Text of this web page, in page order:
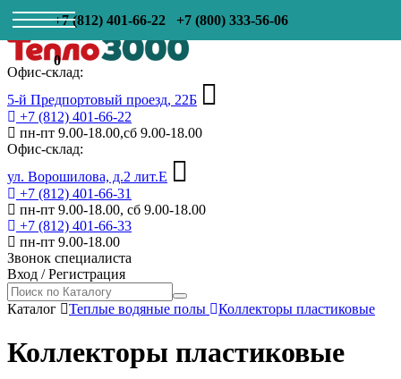
+7 (812) 401-66-22 +7 (800) 333-56-06
0
Офис-склад:
5-й Предпортовый проезд, 22Б
+7 (812) 401-66-22
пн-пт 9.00-18.00,сб 9.00-18.00
Офис-склад:
ул. Ворошилова, д.2 лит.Е
+7 (812) 401-66-31
пн-пт 9.00-18.00, сб 9.00-18.00
+7 (812) 401-66-33
пн-пт 9.00-18.00
Звонок специалиста
Вход /Регистрация
Каталог Теплые водяные полы Коллекторы пластиковые
Коллекторы пластиковые